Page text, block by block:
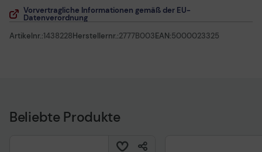
Vorvertragliche Informationen gemäß der EU-
Datenverordnung
Artikelnr.:1438228Herstellernr.:2777B003EAN:5000023325
Beliebte Produkte